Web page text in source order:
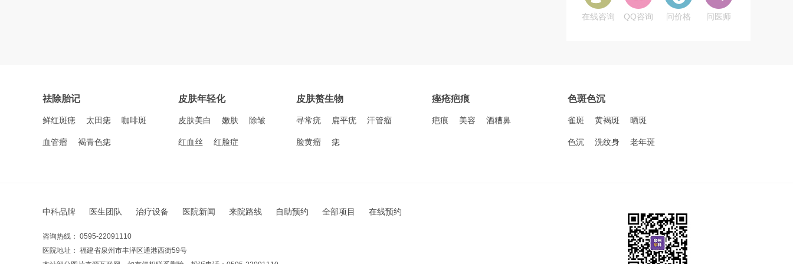
在线咨询 QQ咨询 问价格 问医师
祛除胎记
鲜红斑痣 太田痣 咖啡斑
血管瘤 褐青色痣
皮肤年轻化
皮肤美白 嫩肤 除皱
红血丝 红脸症
皮肤赘生物
寻常疣 扁平疣 汗管瘤
脸黄瘤 痣
痤疮疤痕
疤痕 美容 酒糟鼻
色斑色沉
雀斑 黄褐斑 晒斑
色沉 洗纹身 老年斑
中科品牌 医生团队 治疗设备 医院新闻 来院路线 自助预约 全部项目 在线预约
咨询热线： 0595-22091110
医院地址： 福建省泉州市丰泽区通港西街59号